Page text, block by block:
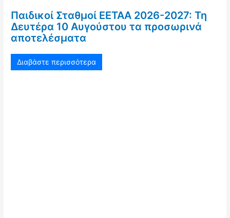
Παιδικοί Σταθμοί ΕΕΤΑΑ 2026-2027: Τη
Δευτέρα 10 Αυγούστου τα προσωρινά
αποτελέσματα
Διαβάστε περισσότερα